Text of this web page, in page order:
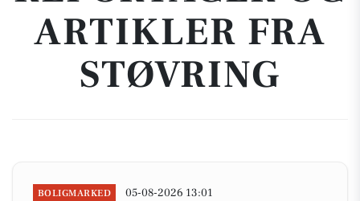
ARTIKLER FRA
STØVRING
BOLIGMARKED 05-08-2026 13:01